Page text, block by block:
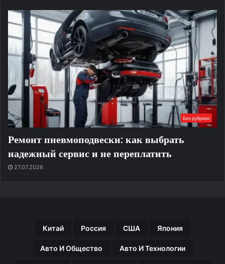
Без рубрики
Ремонт пневмоподвески: как выбрать
надежный сервис и не переплатить
27.07.2026
Китай Россия США Япония
Авто И Общество Авто И Технологии